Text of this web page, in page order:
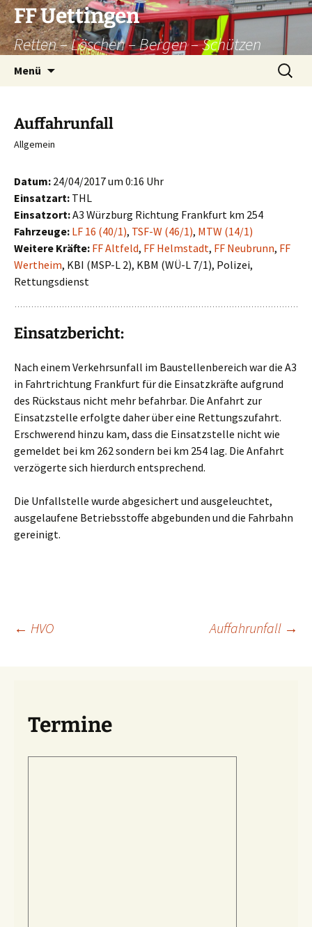
Zum
Inhalt
springen
FF Uettingen
Retten – Löschen – Bergen – Schützen
Menü
Suchen
nach:
Auffahrunfall
Allgemein
Datum: 24/04/2017 um 0:16 Uhr
Einsatzart: THL
Einsatzort:A3 Würzburg Richtung Frankfurt km 254
Fahrzeuge: LF 16 (40/1), TSF-W (46/1), MTW (14/1)
Weitere Kräfte: FF Altfeld, FF Helmstadt, FF Neubrunn, FF
Wertheim, KBI (MSP-L 2), KBM (WÜ-L 7/1), Polizei,
Rettungsdienst
Einsatzbericht:
Nach einem Verkehrsunfall im Baustellenbereich war die A3
in Fahrtrichtung Frankfurt für die Einsatzkräfte aufgrund
des Rückstaus nicht mehr befahrbar. Die Anfahrt zur
Einsatzstelle erfolgte daher über eine Rettungszufahrt.
Erschwerend hinzu kam, dass die Einsatzstelle nicht wie
gemeldet bei km 262 sondern bei km 254 lag. Die Anfahrt
verzögerte sich hierdurch entsprechend.
Die Unfallstelle wurde abgesichert und ausgeleuchtet,
ausgelaufene Betriebsstoffe abgebunden und die Fahrbahn
gereinigt.
Beitragsnavigation
← HVO Auffahrunfall →
Termine